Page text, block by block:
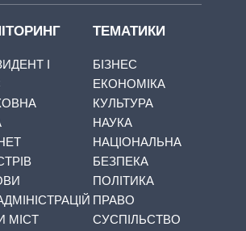
І
МІСТ
ТЕМАТИКИ
БІЗНЕС
ЕКОНОМІКА
КУЛЬТУРА
НАУКА
НАЦІОНАЛЬНА
БЕЗПЕКА
ПОЛІТИКА
ПРАВО
СУСПІЛЬСТВО